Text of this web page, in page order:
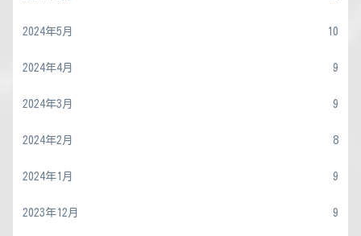
2024年5月 10
2024年4月 9
2024年3月 9
2024年2月 8
2024年1月 9
2023年12月 9